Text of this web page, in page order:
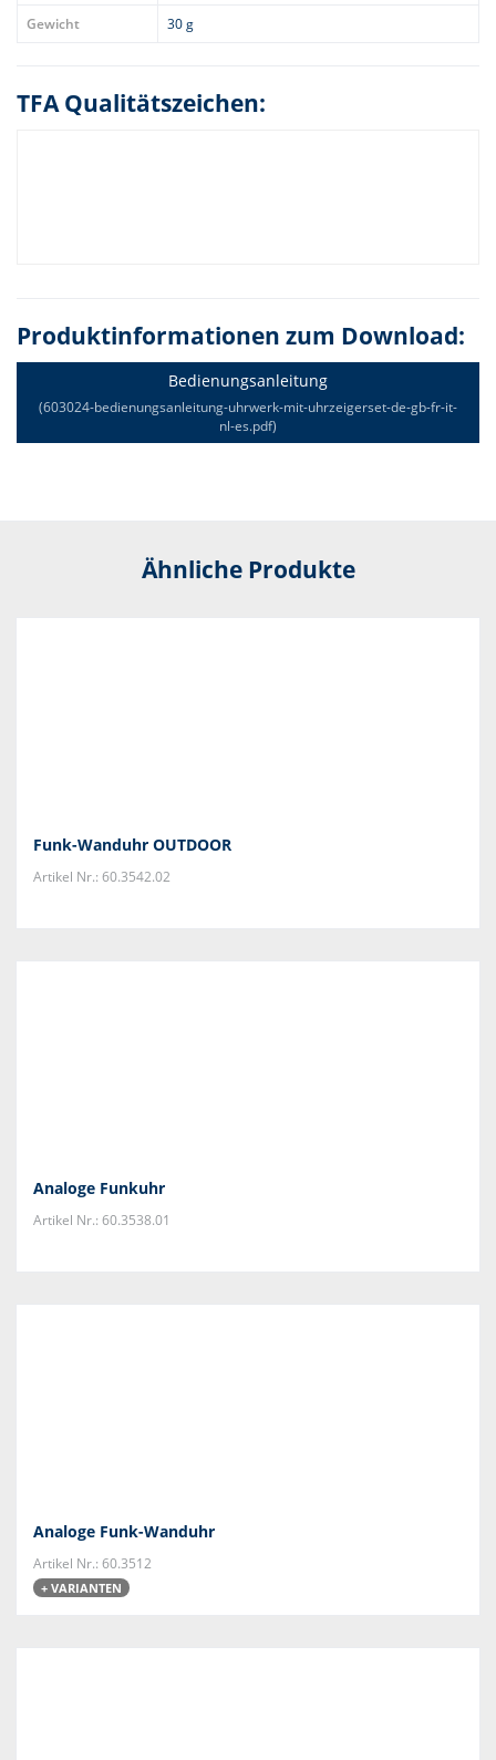
Gewicht 30 g
TFA Qualitätszeichen:
Produktinformationen zum Download:
Bedienungsanleitung
(603024-bedienungsanleitung-uhrwerk-mit-uhrzeigerset-de-gb-fr-it-
nl-es.pdf)
Ähnliche Produkte
Funk-Wanduhr OUTDOOR
Artikel Nr.: 60.3542.02
Analoge Funkuhr
Artikel Nr.: 60.3538.01
Analoge Funk-Wanduhr
Artikel Nr.: 60.3512
+ VARIANTEN